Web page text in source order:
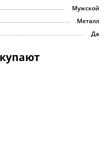
Мужской
Металл
Да